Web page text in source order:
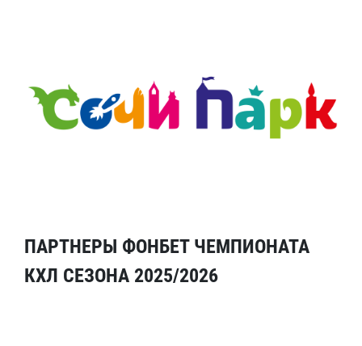
ПАРТНЕРЫ ФОНБЕТ ЧЕМПИОНАТА
КХЛ СЕЗОНА 2025/2026